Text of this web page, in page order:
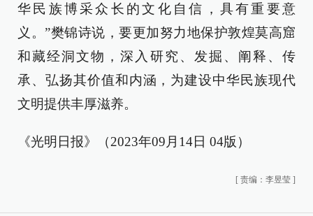
华民族博采众长的文化自信，具有重要意
义。”樊锦诗说，要更加努力地保护敦煌莫高窟
和藏经洞文物，深入研究、发掘、阐释、传
承、弘扬其价值和内涵，为建设中华民族现代
文明提供丰厚滋养。
《光明日报》（2023年09月14日 04版）
[ 责编：李昱莹 ]